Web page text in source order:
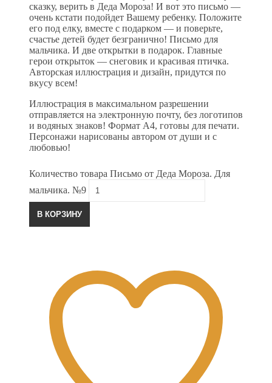
сказку, верить в Деда Мороза! И вот это письмо —
очень кстати подойдет Вашему ребенку. Положите
его под елку, вместе с подарком — и поверьте,
счастье детей будет безгранично! Письмо для
мальчика. И две открытки в подарок. Главные
герои открыток — снеговик и красивая птичка.
Авторская иллюстрация и дизайн, придутся по
вкусу всем!
Иллюстрация в максимальном разрешении
отправляется на электронную почту, без логотипов
и водяных знаков! Формат А4, готовы для печати.
Персонажи нарисованы автором от души и с
любовью!
Количество товара Письмо от Деда Мороза. Для
мальчика. №9
В КОРЗИНУ